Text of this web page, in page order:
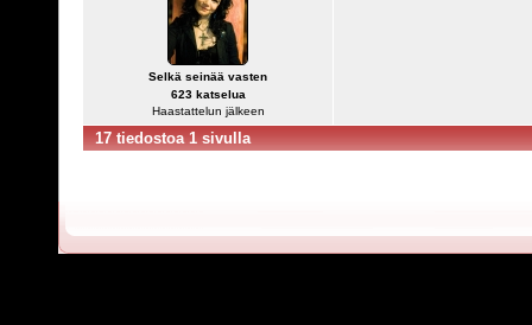
Selkä seinää vasten
623 katselua
Haastattelun jälkeen
17 tiedostoa 1 sivulla